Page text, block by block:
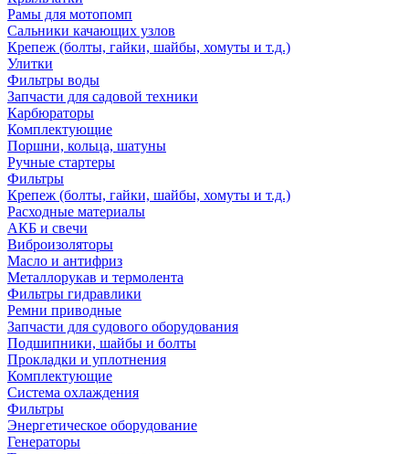
Рамы для мотопомп
Сальники качающих узлов
Крепеж (болты, гайки, шайбы, хомуты и т.д.)
Улитки
Фильтры воды
Запчасти для садовой техники
Карбюраторы
Комплектующие
Поршни, кольца, шатуны
Ручные стартеры
Фильтры
Крепеж (болты, гайки, шайбы, хомуты и т.д.)
Расходные материалы
АКБ и свечи
Виброизоляторы
Масло и антифриз
Металлорукав и термолента
Фильтры гидравлики
Ремни приводные
Запчасти для судового оборудования
Подшипники, шайбы и болты
Прокладки и уплотнения
Комплектующие
Система охлаждения
Фильтры
Энергетическое оборудование
Генераторы